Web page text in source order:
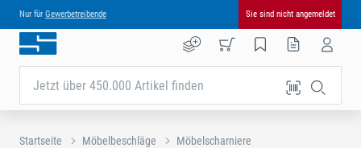
Nur für Gewerbetreibende Sie sind nicht angemeldet
Jetzt über 450.000 Artikel finden
Startseite Möbelbeschläge Möbelscharniere